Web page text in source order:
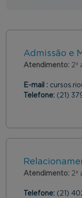
Admissão e
Atendimento: 2ª
E-mail :
Telefone: (21)
Atendimento: 2ª
Telefone: (21)